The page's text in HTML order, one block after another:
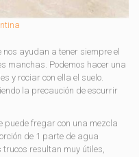
nos ayudan a tener siempre el
manchas. Podemos hacer una
y rociar con ella el suelo.
la precaución de escurrir
puede fregar con una mezcla
de 1 parte de agua
resultan muy útiles,